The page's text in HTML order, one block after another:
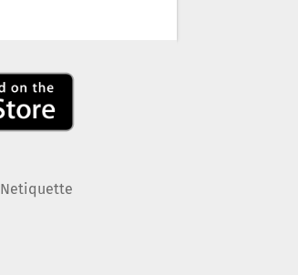
Netiquette